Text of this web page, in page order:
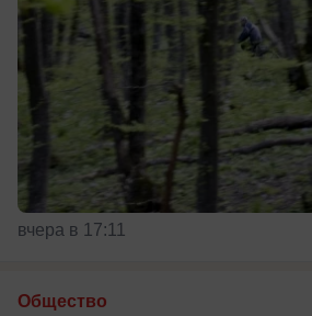
вчера в 17:11
Общество